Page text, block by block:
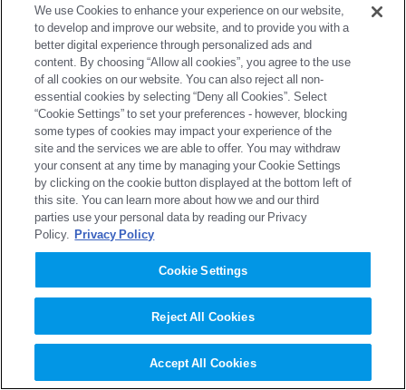
ニュース
2026年
2025年
2024年
2023年
2022年
We use Cookies to enhance your experience on our website,
to develop and improve our website, and to provide you with a
better digital experience through personalized ads and
content. By choosing “Allow all cookies”, you agree to the use
of all cookies on our website. You can also reject all non-
essential cookies by selecting “Deny all Cookies”. Select
“Cookie Settings” to set your preferences - however, blocking
some types of cookies may impact your experience of the
site and the services we are able to offer. You may withdraw
your consent at any time by managing your Cookie Settings
by clicking on the cookie button displayed at the bottom left of
this site. You can learn more about how we and our third
parties use your personal data by reading our Privacy
Policy. Privacy Policy
Cookie Settings
Reject All Cookies
Accept All Cookies